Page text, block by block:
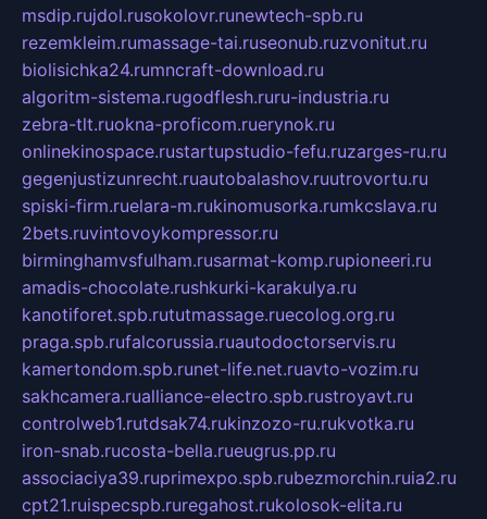
msdip.rujdol.rusokolovr.runewtech-spb.ru
rezemkleim.rumassage-tai.ruseonub.ruzvonitut.ru
biolisichka24.rumncraft-download.ru
algoritm-sistema.rugodflesh.ruru-industria.ru
zebra-tlt.ruokna-proficom.ruerynok.ru
onlinekinospace.rustartupstudio-fefu.ruzarges-ru.ru
gegenjustizunrecht.ruautobalashov.ruutrovortu.ru
spiski-firm.ruelara-m.rukinomusorka.rumkcslava.ru
2bets.ruvintovoykompressor.ru
birminghamvsfulham.rusarmat-komp.rupioneeri.ru
amadis-chocolate.rushkurki-karakulya.ru
kanotiforet.spb.rututmassage.ruecolog.org.ru
praga.spb.rufalcorussia.ruautodoctorservis.ru
kamertondom.spb.runet-life.net.ruavto-vozim.ru
sakhcamera.rualliance-electro.spb.rustroyavt.ru
controlweb1.rutdsak74.rukinzozo-ru.rukvotka.ru
iron-snab.rucosta-bella.rueugrus.pp.ru
associaciya39.ruprimexpo.spb.rubezmorchin.ruia2.ru
cpt21.ruispecspb.ruregahost.rukolosok-elita.ru